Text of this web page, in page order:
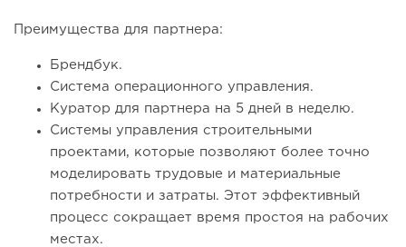
Преимущества для партнера:
Брендбук.
Система операционного управления.
Куратор для партнера на 5 дней в неделю.
Системы управления строительными
проектами, которые позволяют более точно
моделировать трудовые и материальные
потребности и затраты. Этот эффективный
процесс сокращает время простоя на рабочих
местах.